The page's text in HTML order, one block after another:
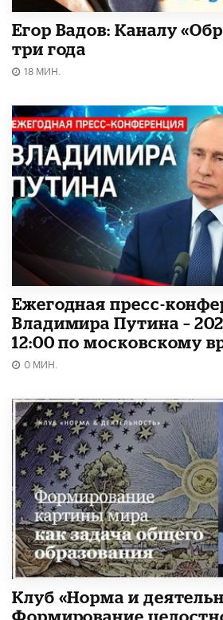
Егор Вадов: Каналу
три года
18 МИН.
Ежегодная пресс-
Владимира Путина –
12:00 по московскому
0 МИН.
Клуб «Норма и
Формирование